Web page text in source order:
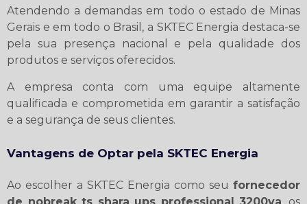
Atendendo a demandas em todo o estado de Minas
Gerais e em todo o Brasil, a SKTEC Energia destaca-se
pela sua presença nacional e pela qualidade dos
produtos e serviços oferecidos.
A empresa conta com uma equipe altamente
qualificada e comprometida em garantir a satisfação
e a segurança de seus clientes.
Vantagens de Optar pela SKTEC Energia
Ao escolher a SKTEC Energia como seu fornecedor